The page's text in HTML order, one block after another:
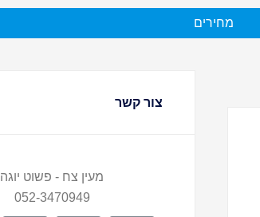
מחירים
צור קשר
מעין צח - פשוט יוגה
052-3470949